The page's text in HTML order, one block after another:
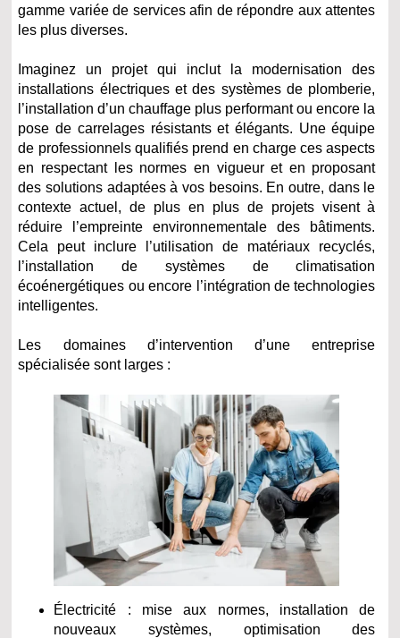
gamme variée de services afin de répondre aux attentes
les plus diverses.
Imaginez un projet qui inclut la modernisation des
installations électriques et des systèmes de plomberie,
l’installation d’un chauffage plus performant ou encore la
pose de carrelages résistants et élégants. Une équipe
de professionnels qualifiés prend en charge ces aspects
en respectant les normes en vigueur et en proposant
des solutions adaptées à vos besoins. En outre, dans le
contexte actuel, de plus en plus de projets visent à
réduire l’empreinte environnementale des bâtiments.
Cela peut inclure l’utilisation de matériaux recyclés,
l’installation de systèmes de climatisation
écoénergétiques ou encore l’intégration de technologies
intelligentes.
Les domaines d’intervention d’une entreprise
spécialisée sont larges :
Électricité : mise aux normes, installation de
nouveaux systèmes, optimisation des